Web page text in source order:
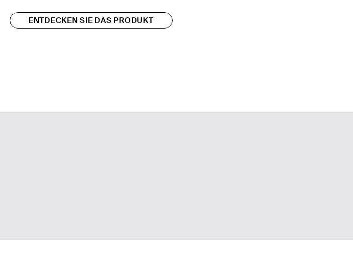
ENTDECKEN SIE DAS PRODUKT